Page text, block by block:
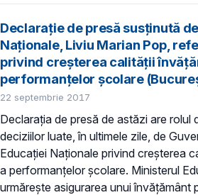
Declarație de presă susținută
Naționale, Liviu Marian Pop,
privind creșterea calității
performanțelor școlare
22 septembrie 2017
Declarația de presă de astăzi are rolul
deciziilor luate, în ultimele zile, de
Educației Naționale privind creșterea
a performanțelor școlare. Ministerul
urmărește asigurarea unui învățământ